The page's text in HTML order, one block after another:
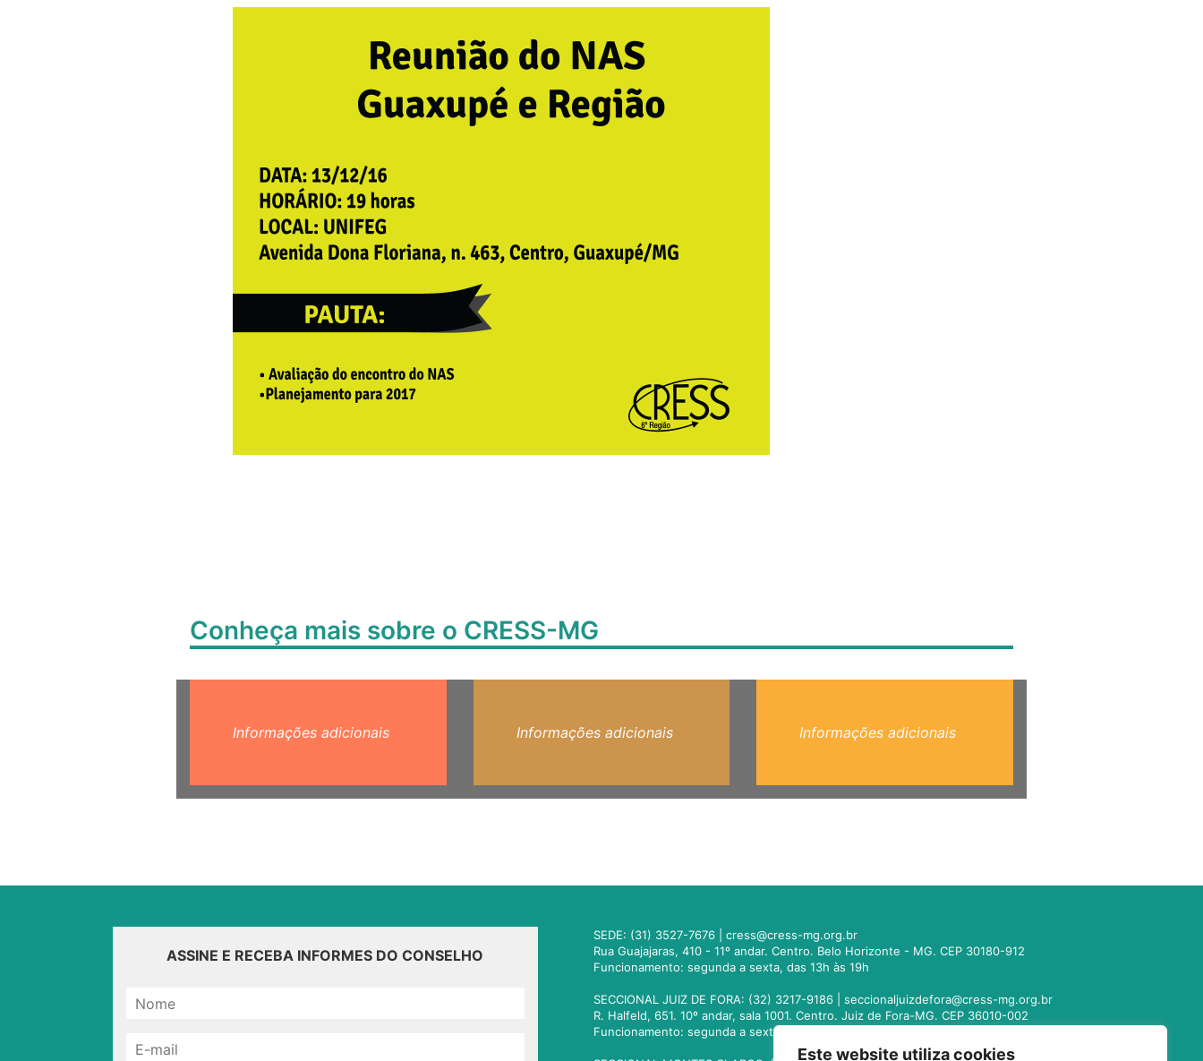
Este website utiliza cookies
Conheça mais sobre o CRESS-MG
Informações adicionais Informações adicionais Informações adicionais
ASSINE E RECEBA INFORMES DO CONSELHO
SEDE: (31) 3527-7676 |cress@cress-mg.org.br
Rua Guajajaras, 410 - 11º andar. Centro. Belo Horizonte - MG. CEP 30180-912
Funcionamento: segunda a sexta, das 13h às 19h
SECCIONAL JUIZ DE FORA: (32) 3217-9186 |seccionaljuizdefora@cress-mg.org.br
R. Halfeld, 651. 10º andar, sala 1001. Centro. Juiz de Fora-MG. CEP 36010-002
Funcionamento: segunda a sexta, das 13h às 19h